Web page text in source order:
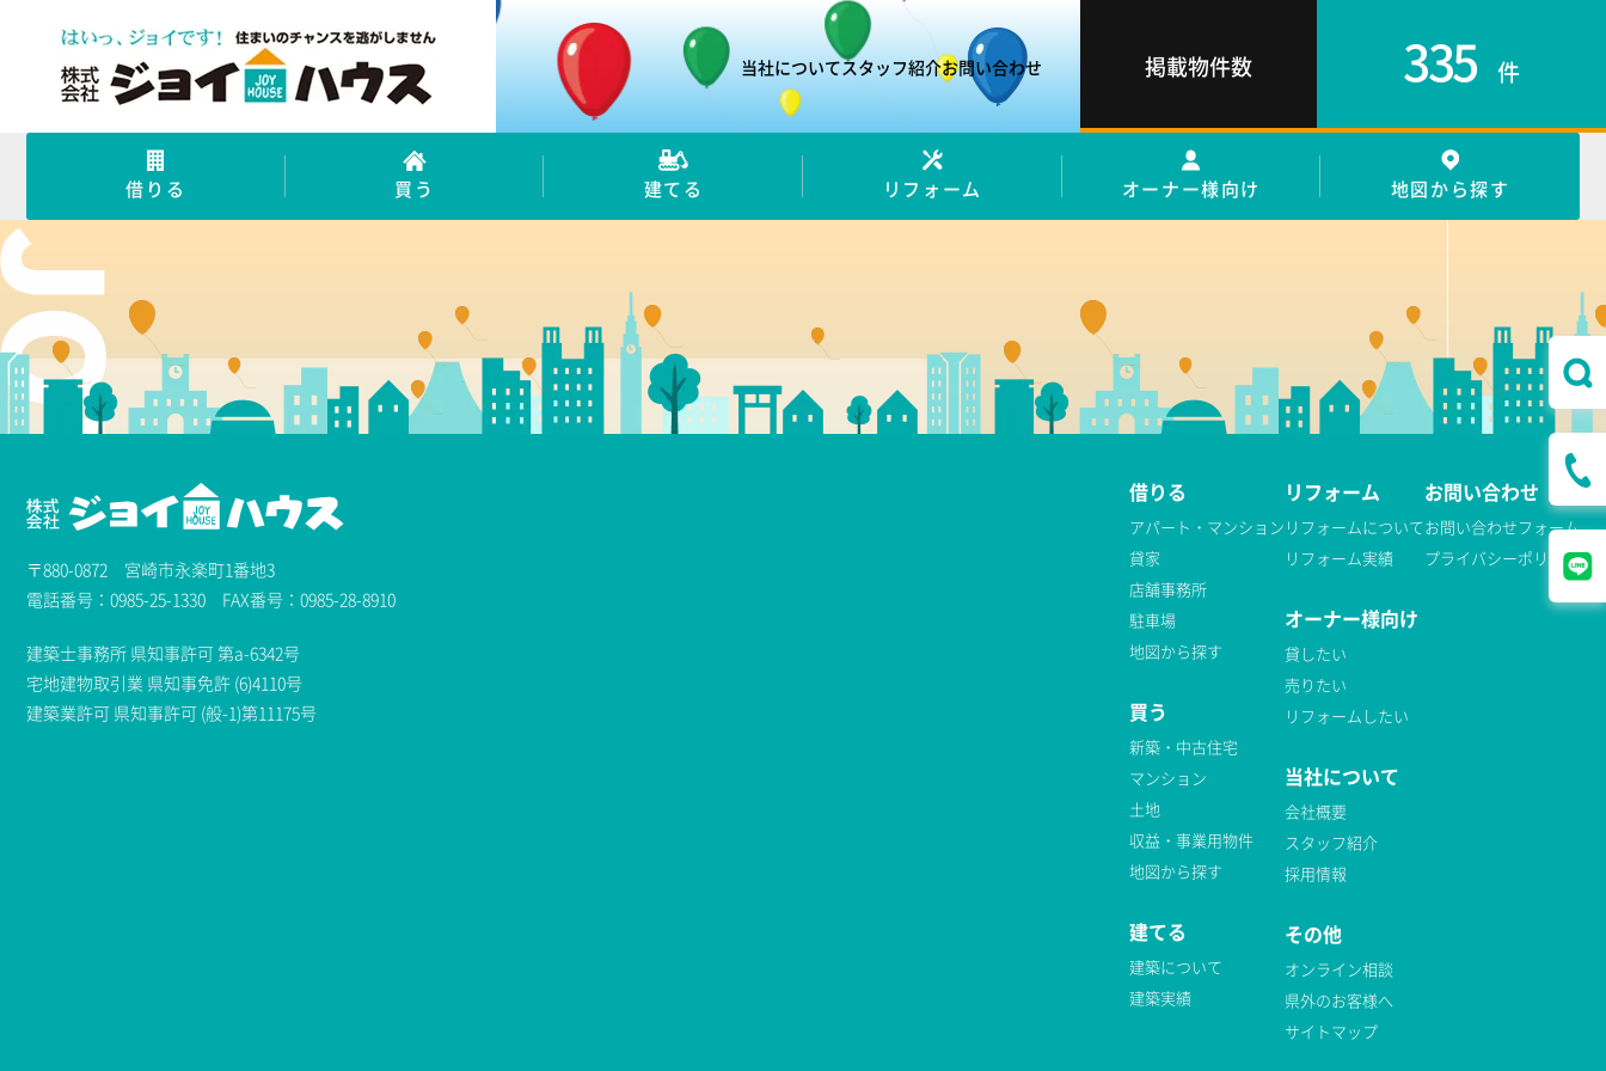
当社についてスタッフ紹介お問い合わせ 掲載物件数 335 件
借りる 買う 建てる リフォーム オーナー様向け 地図から探す
〒880-0872 宮崎市永楽町1番地3
電話番号：0985-25-1330 FAX番号：0985-28-8910
建築士事務所 県知事許可 第a-6342号
宅地建物取引業 県知事免許 (6)4110号
建築業許可 県知事許可 (般-1)第11175号
借りる
アパート・マンション
貸家
店舗事務所
駐車場
地図から探す
買う
新築・中古住宅
マンション
土地
収益・事業用物件
地図から探す
建てる
建築について
建築実績
リフォーム
リフォームについて
リフォーム実績
オーナー様向け
貸したい
売りたい
リフォームしたい
当社について
会社概要
スタッフ紹介
採用情報
その他
オンライン相談
県外のお客様へ
サイトマップ
お問い合わせ
お問い合わせフォーム
プライバシーポリシー